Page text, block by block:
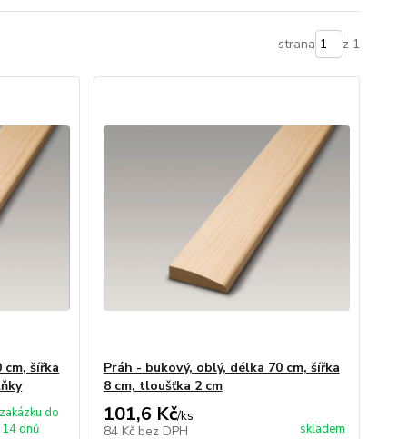
strana z 1
šířka
do
14 dnů
Práh - bukový, oblý, délka 70 cm, šířka
8 cm, tloušťka 2 cm
101,6 Kč/ks
84 Kč bez DPH skladem